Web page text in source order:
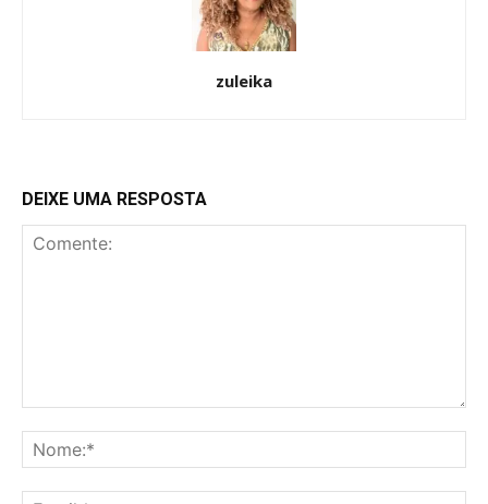
━ pricing plans
Etiam est nibh, lobortis sit
Praesent euismod ac
Pro
zuleika
DEIXE UMA RESPOSTA